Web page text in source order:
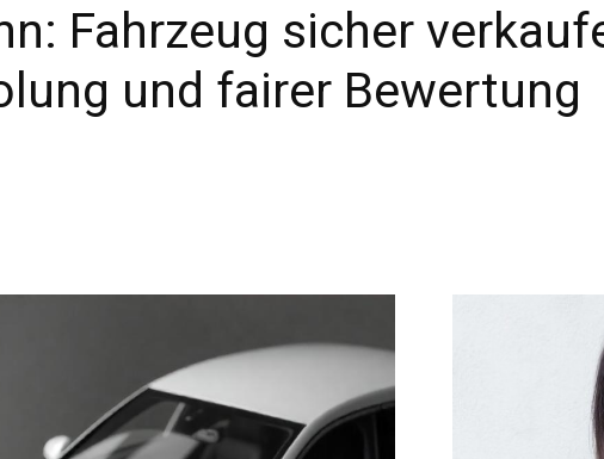
Fahrzeug sicher
und fairer Bewertung